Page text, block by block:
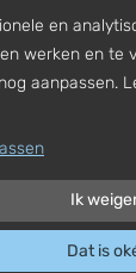
en
werken en te
aanpassen.
Ik
Dat is